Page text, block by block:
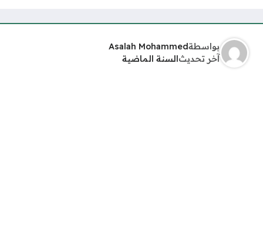
بواسطةAsalah Mohammed
آخر تحديثالسنة الماضية